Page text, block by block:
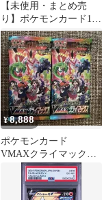
【未使用・まとめ売
り】ポケモンカード110
枚 vmax クライマック
ス s8b
¥8,888
ポケモンカード
VMAXクライマックス
2パック